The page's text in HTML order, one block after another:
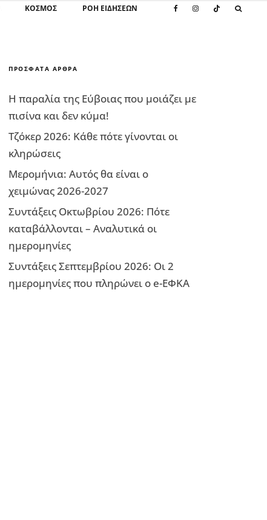
ΚΌΣΜΟΣ ΡΟΗ ΕΙΔΗΣΕΩΝ
ΠΡΌΣΦΑΤΑ ΆΡΘΡΑ
Η παραλία της Εύβοιας που μοιάζει με
πισίνα και δεν κύμα!
Τζόκερ 2026: Κάθε πότε γίνονται οι
κληρώσεις
Μερομήνια: Αυτός θα είναι ο
χειμώνας 2026-2027
Συντάξεις Οκτωβρίου 2026: Πότε
καταβάλλονται – Αναλυτικά οι
ημερομηνίες
Συντάξεις Σεπτεμβρίου 2026: Οι 2
ημερομηνίες που πληρώνει ο e-ΕΦΚΑ